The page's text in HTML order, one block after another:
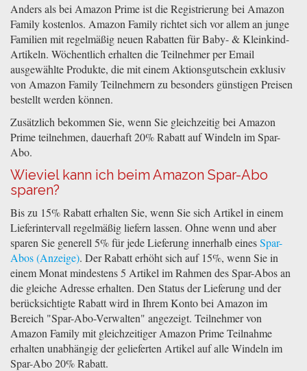
Anders als bei Amazon Prime ist die Registrierung bei Amazon
Family kostenlos. Amazon Family richtet sich vor allem an junge
Familien mit regelmäßig neuen Rabatten für Baby- & Kleinkind-
Artikeln. Wöchentlich erhalten die Teilnehmer per Email
ausgewählte Produkte, die mit einem Aktionsgutschein exklusiv
von Amazon Family Teilnehmern zu besonders günstigen Preisen
bestellt werden können.
Zusätzlich bekommen Sie, wenn Sie gleichzeitig bei Amazon
Prime teilnehmen, dauerhaft 20% Rabatt auf Windeln im Spar-
Abo.
Wieviel kann ich beim Amazon Spar-Abo
sparen?
Bis zu 15% Rabatt erhalten Sie, wenn Sie sich Artikel in einem
Lieferintervall regelmäßig liefern lassen. Ohne wenn und aber
sparen Sie generell 5% für jede Lieferung innerhalb einesSpar-
Abos
. Der Rabatt erhöht sich auf 15%, wenn Sie in
einem Monat mindestens 5 Artikel im Rahmen des Spar-Abos an
die gleiche Adresse erhalten. Den Status der Lieferung und der
berücksichtigte Rabatt wird in Ihrem Konto bei Amazon im
Bereich "Spar-Abo-Verwalten" angezeigt. Teilnehmer von
Amazon Family mit gleichzeitiger Amazon Prime Teilnahme
erhalten unabhängig der gelieferten Artikel auf alle Windeln im
Spar-Abo 20% Rabatt.